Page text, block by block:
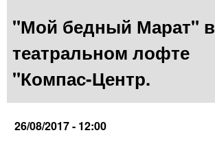
"Мой бедный Марат" в
театральном лофте
"Компас-Центр.
26/08/2017 - 12:00